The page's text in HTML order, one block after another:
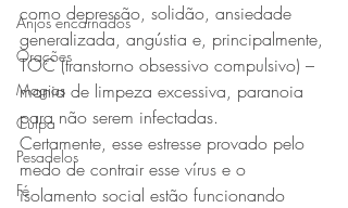
Anjos encarnados
Orações
Magias
Culpa
Pesadelos
Fé
como depressão, solidão, ansiedade
generalizada, angústia e, principalmente,
TOC (transtorno obsessivo compulsivo) –
mania de limpeza excessiva, paranoia
para não serem infectadas.
Certamente, esse estresse provado pelo
medo de contrair esse vírus e o
isolamento social estão funcionando